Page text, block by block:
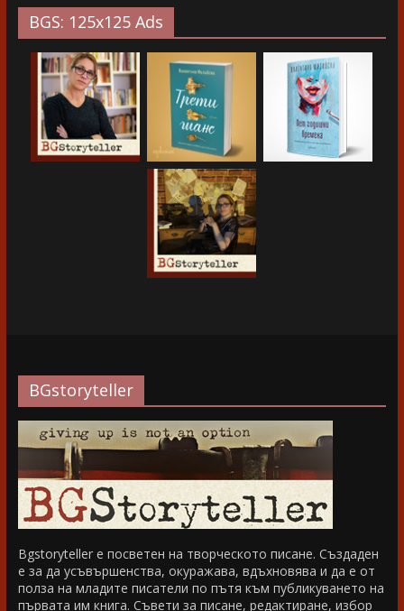
BGS: 125x125 Ads
BGstoryteller
Bgstoryteller е посветен на творческото писане. Създаден
е за да усъвършенства, окуражава, вдъхновява и да е от
полза на младите писатели по пътя към публикуването на
първата им книга. Съвети за писане, редактиране, избор